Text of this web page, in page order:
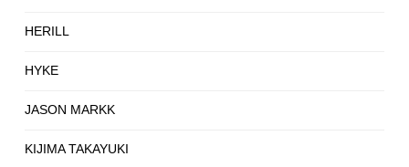
HERILL
HYKE
JASON MARKK
KIJIMA TAKAYUKI